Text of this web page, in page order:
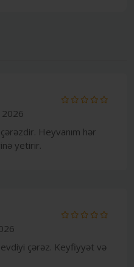
2026
Heyvanım hər
yetirir.
çərəz. Keyfiyyət və